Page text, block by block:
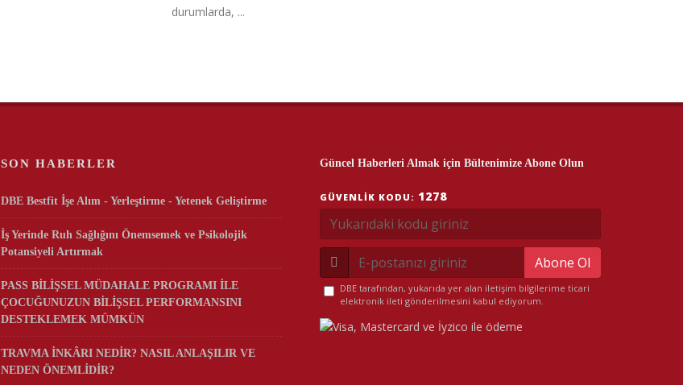
durumlarda, ...
SON HABERLER
DBE Bestfit İşe Alım - Yerleştirme - Yetenek Geliştirme
İş Yerinde Ruh Sağlığını Önemsemek ve Psikolojik
Potansiyeli Artırmak
PASS BİLİŞSEL MÜDAHALE PROGRAMI İLE
ÇOCUĞUNUZUN BİLİŞSEL PERFORMANSINI
DESTEKLEMEK MÜMKÜN
TRAVMA İNKÂRI NEDİR? NASIL ANLAŞILIR VE
NEDEN ÖNEMLİDİR?
Güncel Haberleri Almak için Bültenimize Abone Olun
GÜVENLIK KODU: 1278
Abone Ol
DBE tarafından, yukarıda yer alan iletişim bilgilerime ticari
elektronik ileti gönderilmesini kabul ediyorum.